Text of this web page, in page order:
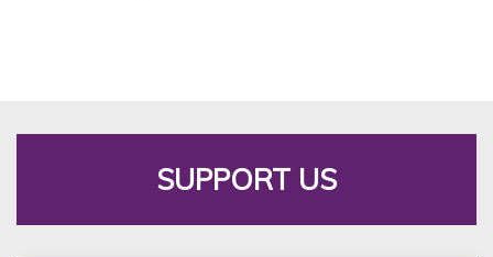
SUPPORT US